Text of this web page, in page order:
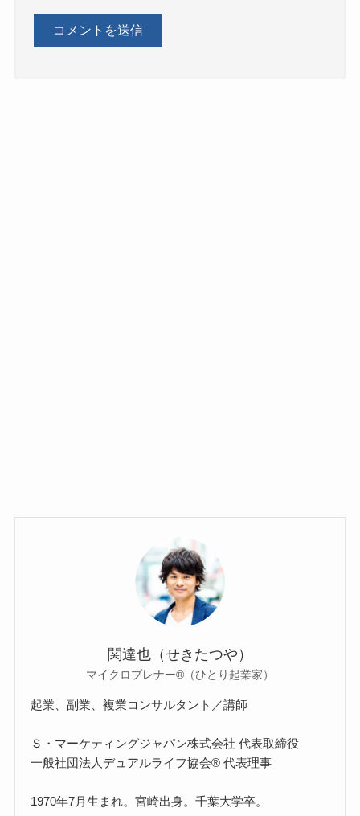
関達也（せきたつや）
マイクロプレナー®（ひとり起業家）
起業、副業、複業コンサルタント／講師
Ｓ・マーケティングジャパン株式会社 代表取締役
一般社団法人デュアルライフ協会® 代表理事
1970年7月生まれ。宮崎出身。千葉大学卒。